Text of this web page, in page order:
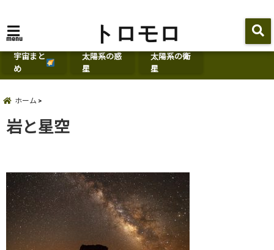
menu トロモロ
宇宙まと
め
太陽系の惑
星
太陽系の衛
星
ホーム
岩と星空